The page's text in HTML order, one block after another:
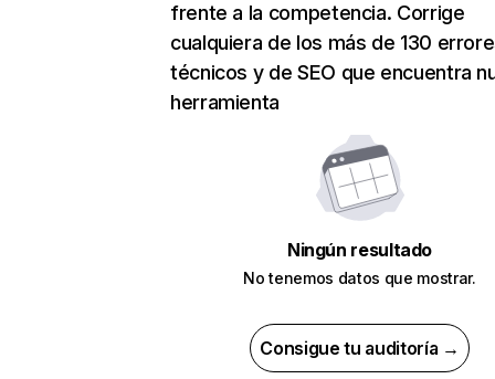
frente a la competencia. Corrige
cualquiera de los más de 130
técnicos y de SEO que encuentra
herramienta
Ningún resultado
No tenemos datos que mostrar.
Consigue tu auditoría →